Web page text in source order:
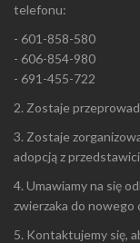
telefonu:
- 601-858-580
- 606-854-980
- 691-455-722
2. Zostaje
3. Zostaje
adopcją z
4. Umawiamy na się
zwierzaka do nowego
5. Kontaktujemy się,